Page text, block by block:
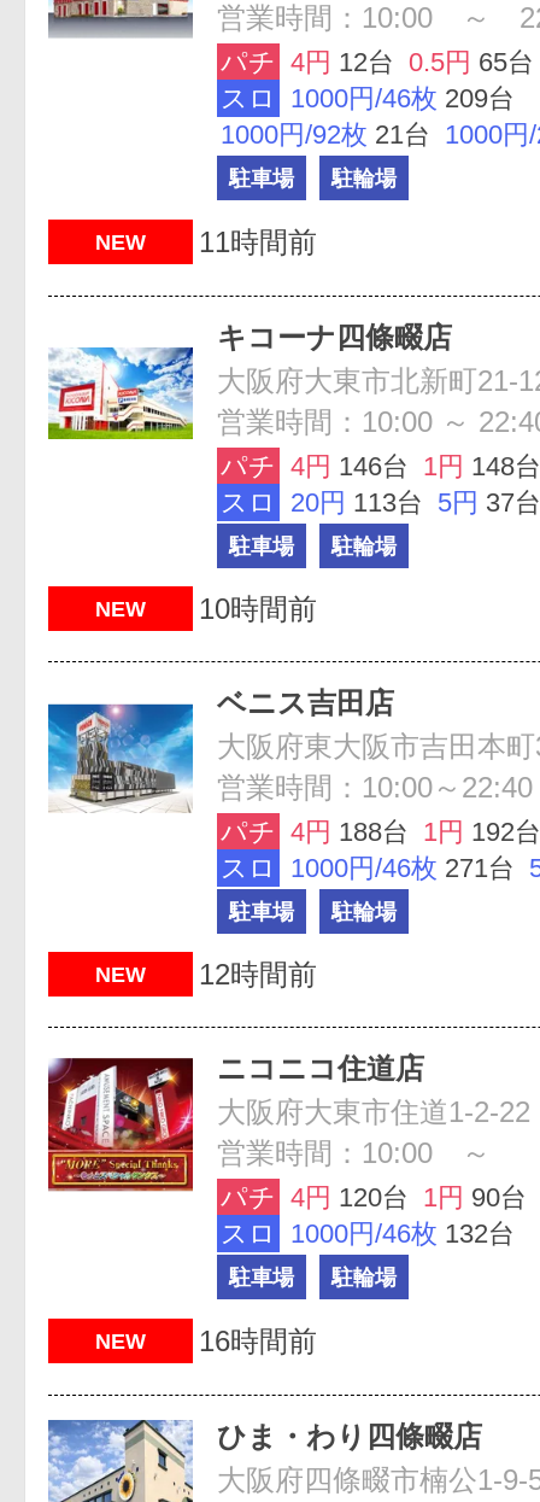
営業時間：10:00 ～
パチ 4円 12台 0.5円 65台
スロ
1000円/46枚 209台
1000円/92枚 21台 1000円
駐車場 駐輪場
NEW 11時間前
キコーナ四條畷店
大阪府大東市北新町21-
営業時間：10:00 ～
パチ 4円 146台 1円 148台
スロ
20円 113台 5円 37台
駐車場 駐輪場
NEW 10時間前
ベニス吉田店
大阪府東大阪市吉田本
営業時間：10:00～22:40
パチ 4円 188台 1円 192台
スロ
1000円/46枚 271台
駐車場 駐輪場
NEW 12時間前
ニコニコ住道店
大阪府大東市住道1-2-22
営業時間：10:00 ～
パチ 4円 120台 1円 90台
スロ
1000円/46枚 132台
駐車場 駐輪場
NEW 16時間前
ひま・わり四條畷店
大阪府四條畷市楠公1-9-